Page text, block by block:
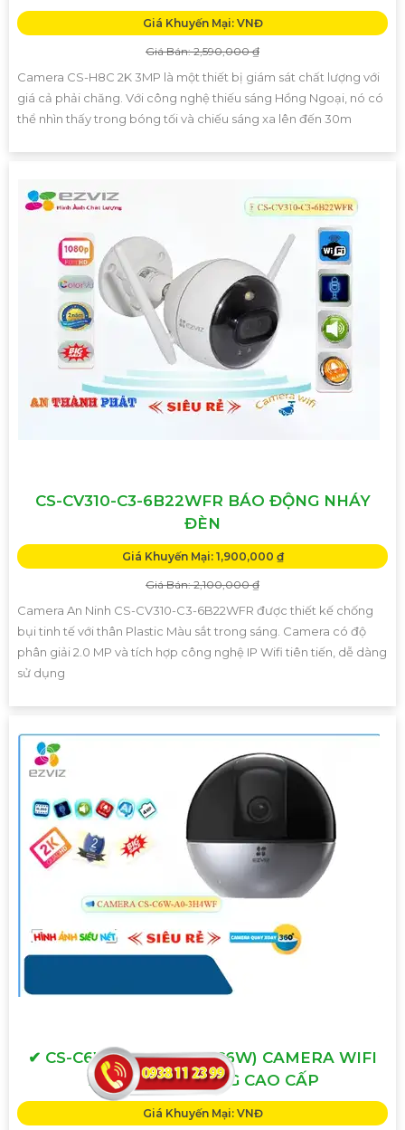
Giá Khuyến Mại: VNĐ
Giá Bán: 2,590,000 ₫
Camera CS-H8C 2K 3MP là một thiết bị giám sát chất lượng với
giá cả phải chăng. Với công nghệ thiếu sáng Hồng Ngoại, nó có
thể nhìn thấy trong bóng tối và chiếu sáng xa lên đến 30m
CS-CV310-C3-6B22WFR BÁO ĐỘNG NHÁY
ĐÈN
Giá Khuyến Mại: 1,900,000 ₫
Giá Bán: 2,100,000 ₫
Camera An Ninh CS-CV310-C3-6B22WFR được thiết kế chống
bụi tinh tế với thân Plastic Màu sắt trong sáng. Camera có độ
phân giải 2.0 MP và tích hợp công nghệ IP Wifi tiên tiến, dễ dàng
sử dụng
✔ CS-C6W-A0-3H4WF (C6W) CAMERA WIFI
EZVIZ CHỨC NĂNG CAO CẤP
Giá Khuyến Mại: VNĐ